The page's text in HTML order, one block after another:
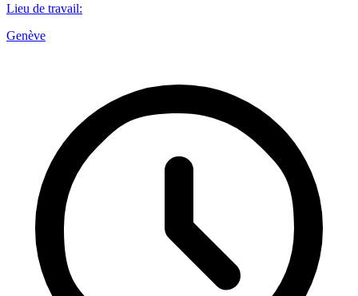
Lieu de travail:
Genève